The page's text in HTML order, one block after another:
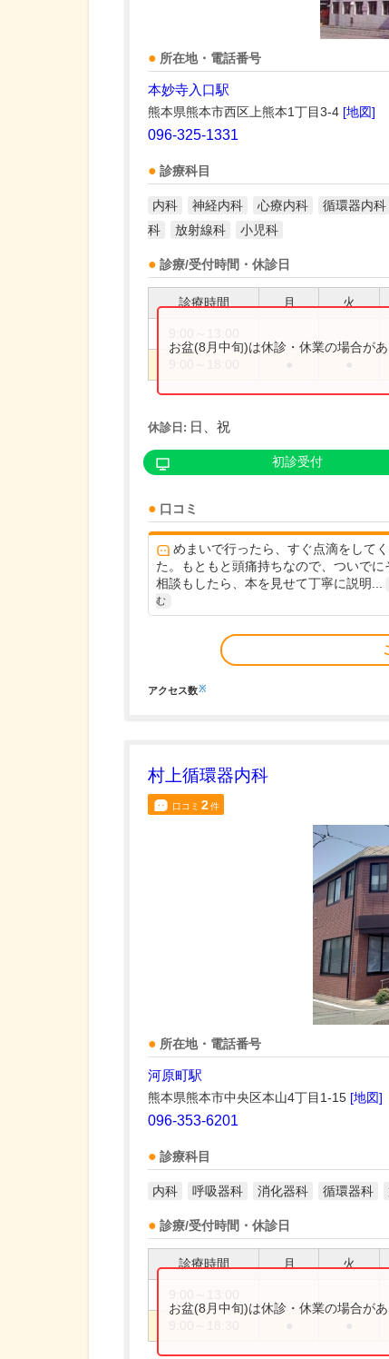
所在地・電話番号
本妙寺入口駅
熊本県熊本市西区上熊本1丁目3-4 [地図]
096-325-1331
診療科目
内科 神経内科 心療内科 循環器内科
科
放射線科 小児科
診療/受付時間・休診日
診療時間 月 火
お盆(8月中旬)は休診・休業の場合が
休診日: 日、祝
初診受付
口コミ
めまいで行ったら、すぐ点滴をして
た。もともと頭痛持ちなので、ついでに
相談もしたら、本を見せて丁寧に説明...
む
アクセス数※
村上循環器内科
口コミ 2件
所在地・電話番号
河原町駅
熊本県熊本市中央区本山4丁目1-15 [地図]
096-353-6201
診療科目
内科 呼吸器科 消化器科 循環器科
診療/受付時間・休診日
診療時間 月 火
お盆(8月中旬)は休診・休業の場合が